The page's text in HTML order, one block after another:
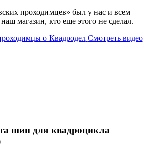
проходимцев» был у нас и всем
наш магазин, кто еще этого не сделал.
Смотреть видео
шин для квадроцикла